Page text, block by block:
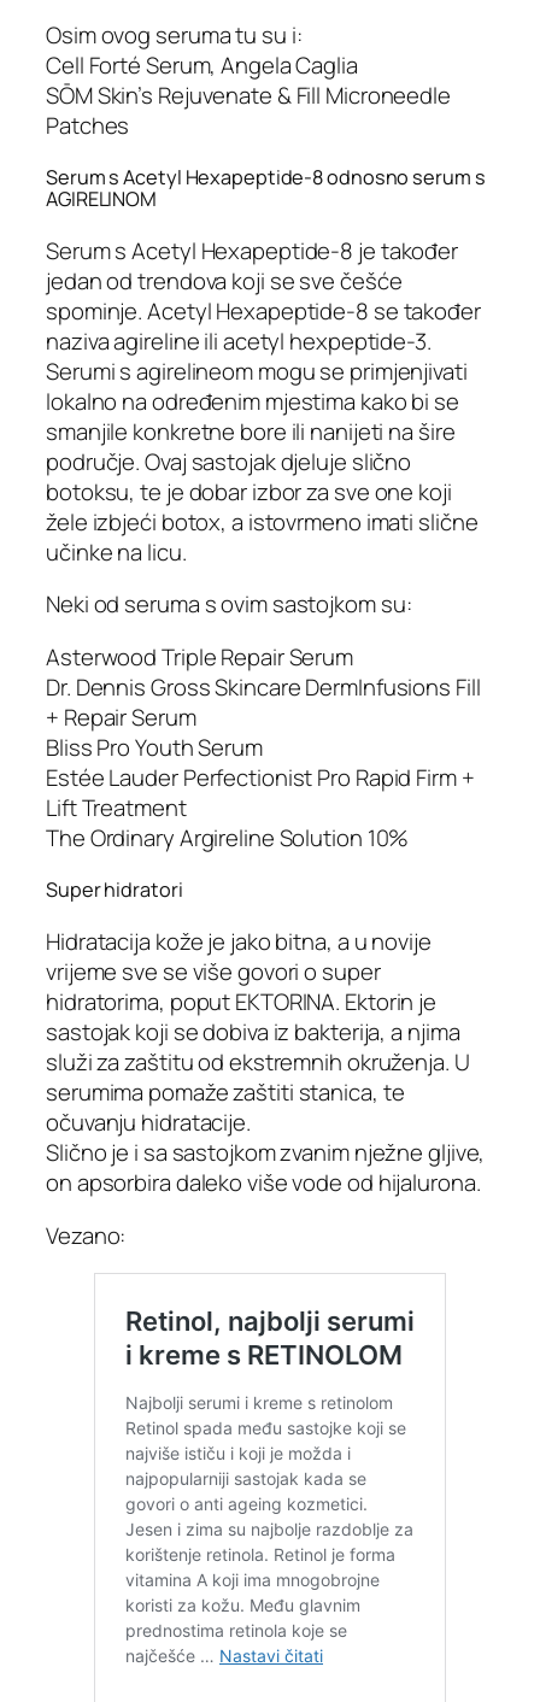
Osim ovog seruma tu su i:
Cell Forté Serum, Angela Caglia
SŌM Skin’s Rejuvenate & Fill Microneedle
Patches
Serum s Acetyl Hexapeptide-8 odnosno serum s
AGIRELINOM
Serum s Acetyl Hexapeptide-8 je također
jedan od trendova koji se sve češće
spominje. Acetyl Hexapeptide-8 se također
naziva agireline ili acetyl hexpeptide-3.
Serumi s agirelineom mogu se primjenjivati
lokalno na određenim mjestima kako bi se
smanjile konkretne bore ili nanijeti na šire
područje. Ovaj sastojak djeluje slično
botoksu, te je dobar izbor za sve one koji
žele izbjeći botox, a istovrmeno imati slične
učinke na licu.
Neki od seruma s ovim sastojkom su:
Asterwood Triple Repair Serum
Dr. Dennis Gross Skincare DermInfusions Fill
+ Repair Serum
Bliss Pro Youth Serum
Estée Lauder Perfectionist Pro Rapid Firm +
Lift Treatment
The Ordinary Argireline Solution 10%
Super hidratori
Hidratacija kože je jako bitna, a u novije
vrijeme sve se više govori o super
hidratorima, poput EKTORINA. Ektorin je
sastojak koji se dobiva iz bakterija, a njima
služi za zaštitu od ekstremnih okruženja. U
serumima pomaže zaštiti stanica, te
očuvanju hidratacije.
Slično je i sa sastojkom zvanim nježne gljive,
on apsorbira daleko više vode od hijalurona.
Vezano: